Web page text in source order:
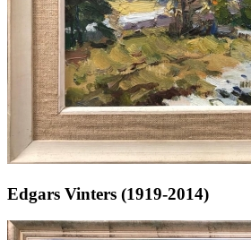
Edgars Vinters (1919-2014)